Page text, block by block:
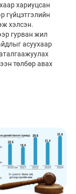
хариуцсан
гүйцэтгэлийн
хэлсэн.
гурван жил
асуухаар
төлбөр авах